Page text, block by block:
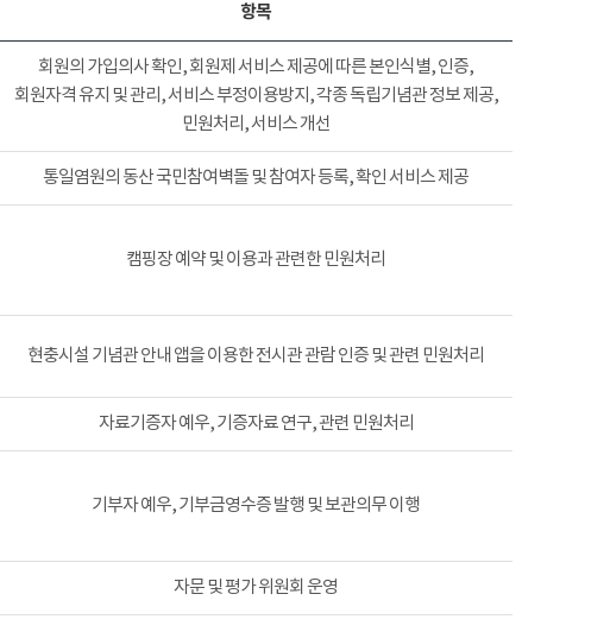
항목
회원의 가입의사 확인, 회원제 서비스 제공에 따른 본인식별, 인증,
회원자격 유지 및 관리, 서비스 부정이용방지, 각종 독립기념관 정보 제공,
민원처리, 서비스 개선
통일염원의 동산 국민참여벽돌 및 참여자 등록, 확인 서비스 제공
캠핑장 예약 및 이용과 관련한 민원처리
현충시설 기념관 안내 앱을 이용한 전시관 관람 인증 및 관련 민원처리
자료기증자 예우, 기증자료 연구, 관련 민원처리
기부자 예우, 기부금영수증 발행 및 보관의무 이행
자문 및 평가 위원회 운영